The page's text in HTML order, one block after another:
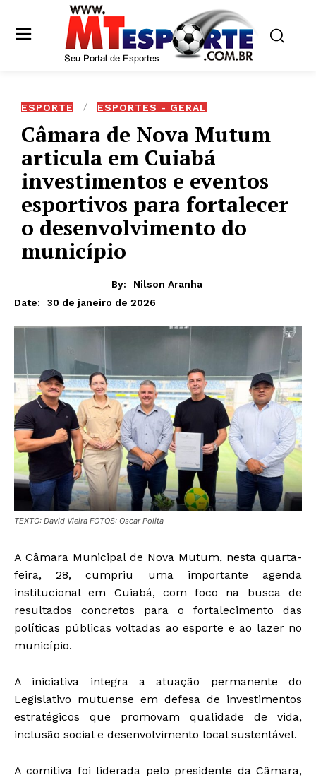
ESPORTE ESPORTES - GERAL
Câmara de Nova Mutum
articula em Cuiabá
investimentos e eventos
esportivos para fortalecer
o desenvolvimento do
município
By:
Nilson Aranha
Date:
30 de janeiro de 2026
TEXTO: David Vieira FOTOS: Oscar Polita
A Câmara Municipal de Nova Mutum, nesta quarta-
feira, 28, cumpriu uma importante agenda
institucional em Cuiabá, com foco na busca de
resultados concretos para o fortalecimento das
políticas públicas voltadas ao esporte e ao lazer no
município.
A iniciativa integra a atuação permanente do
Legislativo mutuense em defesa de investimentos
estratégicos que promovam qualidade de vida,
inclusão social e desenvolvimento local sustentável.
A comitiva foi liderada pelo presidente da Câmara,